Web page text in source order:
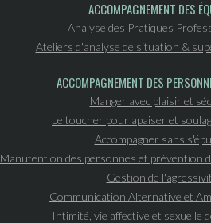
ACCOMPAGNEMENT DES
Analyse des Pratiques
Ateliers d'analyse de situation &
ACCOMPAGNEMENT DES
Manger avec plaisir et
Le toucher pour apaiser et
Accompagner sans
Manutention des personnes et prévention
Gestion de
Communication Alternative et
Intimité, vie affective et sexuelle